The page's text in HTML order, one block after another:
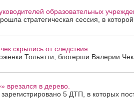
образовательных
стратегическая сессия, в
скрылись от следствия.
Тольятти, блогерши Валерии
врезался в дерево.
5 ДТП, в которых